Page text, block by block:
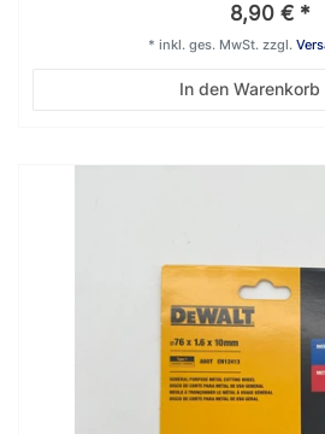
8,90 € *
In den Warenkorb
* inkl. ges. MwSt. zzgl.